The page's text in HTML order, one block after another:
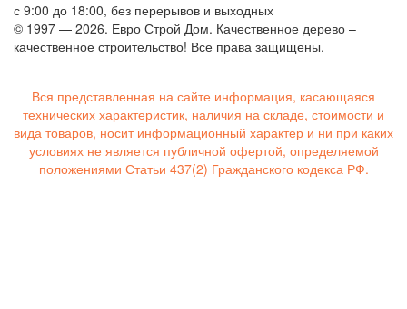
с 9:00 до 18:00, без перерывов и выходных
© 1997 — 2026. Евро Строй Дом. Качественное дерево –
качественное строительство! Все права защищены.
Вся представленная на сайте информация, касающаяся
технических характеристик, наличия на складе, стоимости и
вида товаров, носит информационный характер и ни при каких
условиях не является публичной офертой, определяемой
положениями Статьи 437(2) Гражданского кодекса РФ.